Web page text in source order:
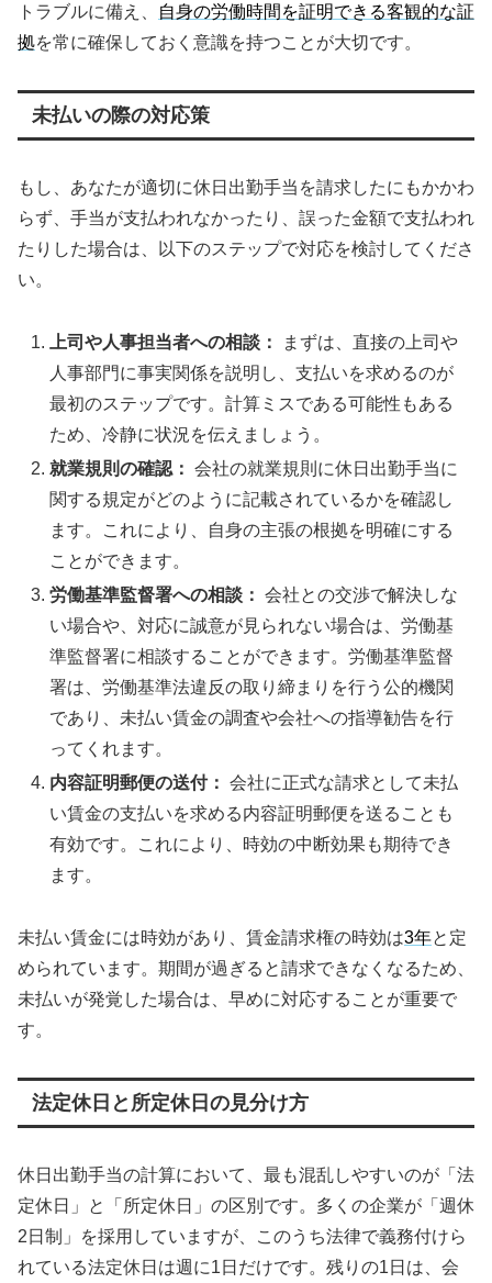
トラブルに備え、
自身の労働時間を証明できる客観的な証
拠を常に確保しておく意識を持つことが大切です。
未払いの際の対応策
もし、あなたが適切に休日出勤手当を請求したにもかかわ
らず、手当が支払われなかったり、誤った金額で支払われ
たりした場合は、以下のステップで対応を検討してくださ
い。
上司や人事担当者への相談：
まずは、直接の上司や
人事部門に事実関係を説明し、支払いを求めるのが
最初のステップです。計算ミスである可能性もある
ため、冷静に状況を伝えましょう。
就業規則の確認： 会社の就業規則に休日出勤手当に
関する規定がどのように記載されているかを確認し
ます。これにより、自身の主張の根拠を明確にする
ことができます。
労働基準監督署への相談： 会社との交渉で解決しな
い場合や、対応に誠意が見られない場合は、労働基
準監督署に相談することができます。労働基準監督
署は、労働基準法違反の取り締まりを行う公的機関
であり、未払い賃金の調査や会社への指導勧告を行
ってくれます。
内容証明郵便の送付： 会社に正式な請求として未払
い賃金の支払いを求める内容証明郵便を送ることも
有効です。これにより、時効の中断効果も期待でき
ます。
未払い賃金には時効があり、賃金請求権の時効は3年と定
められています。期間が過ぎると請求できなくなるため、
未払いが発覚した場合は、早めに対応することが重要で
す。
法定休日と所定休日の見分け方
休日出勤手当の計算において、最も混乱しやすいのが「法
定休日」と「所定休日」の区別です。多くの企業が「週休
2日制」を採用していますが、このうち法律で義務付けら
れている法定休日は週に1日だけです。残りの1日は、会